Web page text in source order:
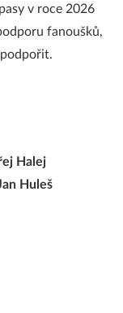
v roce 2026
fanoušků,
Halej
Huleš